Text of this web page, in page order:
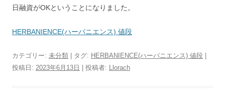
日融資がOKということになりました。
HERBANIENCE(ハーバニエンス) 値段
カテゴリー: 未分類 | タグ: HERBANIENCE(ハーバニエンス) 値段
投稿日: 2023年6月13日 投稿者: Llorach